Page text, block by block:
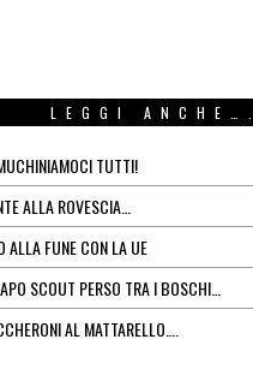
LEGGI ANCHE….
TUTTI!
ALLA ROVESCIA…
ALLA FUNE CON LA UE
SCOUT PERSO TRA I BOSCHI…
AL MATTARELLO….